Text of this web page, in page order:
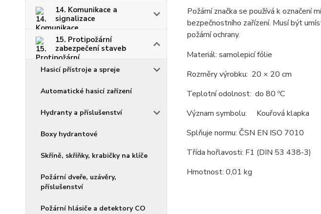
14. Komunikace a
signalizace
15. Protipožární
zabezpečení staveb
Hasicí přístroje a spreje
Automatické hasicí zařízení
Hydranty a příslušenství
Boxy hydrantové
Skříně, skříňky, krabičky na klíče
Požární dveře, uzávěry,
příslušenství
Požární hlásiče a detektory CO
Požární značka se používá k označení
bezpečnostního zařízení. Musí být
požární ochrany.
Materiál: samolepicí fólie
Rozměry výrobku: 20 × 20 cm
Teplotní odolnost: do 80 ºC
Význam symbolu: Kouřová klapka
Splňuje normu: ČSN EN ISO 7010
Třída hořlavosti: F1 (DIN 53 438-3)
Hmotnost: 0,01 kg